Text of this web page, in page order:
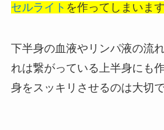
セルライト を作ってしまいます
下半身の血液やリンパ液の流
れは繋がっている上半身にも
身をスッキリさせるのは大切で